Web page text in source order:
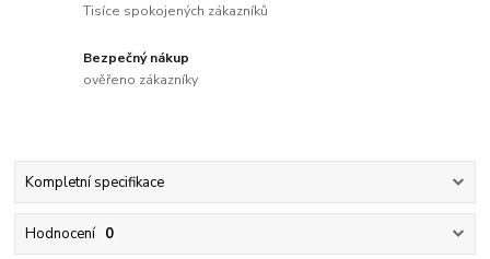
Tisíce spokojených zákazníků
Bezpečný nákup
ověřeno zákazníky
Kompletní specifikace
Hodnocení 0